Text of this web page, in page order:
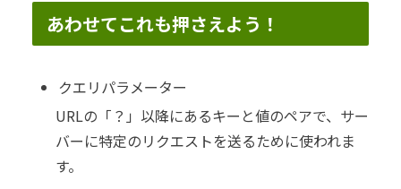
あわせてこれも押さえよう！
クエリパラメーター
URLの「？」以降にあるキーと値のペアで、サー
バーに特定のリクエストを送るために使われま
す。